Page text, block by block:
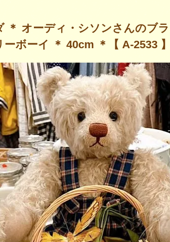
＊ オーディ・シソンさんのブ
ボーイ ＊ 40cm ＊【 A-2533 】